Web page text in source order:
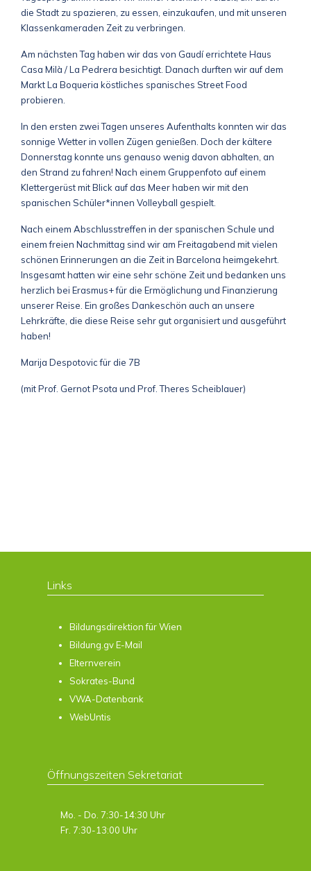
die Stadt zu spazieren, zu essen, einzukaufen, und mit unseren
Klassenkameraden Zeit zu verbringen.
Am nächsten Tag haben wir das von Gaudí errichtete Haus
Casa Milà / La Pedrera besichtigt. Danach durften wir auf dem
Markt La Boqueria köstliches spanisches Street Food
probieren.
In den ersten zwei Tagen unseres Aufenthalts konnten wir das
sonnige Wetter in vollen Zügen genießen. Doch der kältere
Donnerstag konnte uns genauso wenig davon abhalten, an
den Strand zu fahren! Nach einem Gruppenfoto auf einem
Klettergerüst mit Blick auf das Meer haben wir mit den
spanischen Schüler*innen Volleyball gespielt.
Nach einem Abschlusstreffen in der spanischen Schule und
einem freien Nachmittag sind wir am Freitagabend mit vielen
schönen Erinnerungen an die Zeit in Barcelona heimgekehrt.
Insgesamt hatten wir eine sehr schöne Zeit und bedanken uns
herzlich bei Erasmus+ für die Ermöglichung und Finanzierung
unserer Reise. Ein großes Dankeschön auch an unsere
Lehrkräfte, die diese Reise sehr gut organisiert und ausgeführt
haben!
Marija Despotovic für die 7B
(mit Prof. Gernot Psota und Prof. Theres Scheiblauer)
Links
Bildungsdirektion für Wien
Bildung.gv E-Mail
Elternverein
Sokrates-Bund
VWA-Datenbank
WebUntis
Öffnungszeiten Sekretariat
Mo. - Do. 7:30-14:30 Uhr
Fr. 7:30-13:00 Uhr